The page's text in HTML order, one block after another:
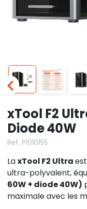
xTool F2
Diode 40W
Ref. P1010155
LaxTool F2 Ultra
ultra-polyvalent,
60W + diode 40W)
maximale avec les